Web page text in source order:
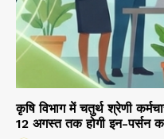
कृषि विभाग में चतुर्थ श्रेणी
12 अगस्त तक होगी इन-पर्सन